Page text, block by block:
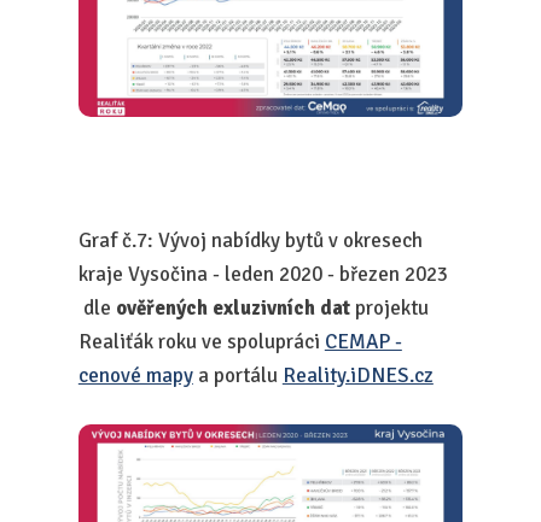
Graf č.7: Vývoj nabídky bytů v okresech
kraje Vysočina - leden 2020 - březen 2023
dle ověřených exluzivních dat projektu
Realiťák roku ve spolupráci CEMAP -
cenové mapya portálu Reality.iDNES.cz